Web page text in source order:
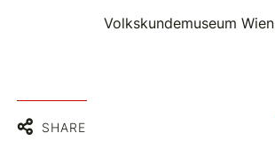
Volkskundemuseum Wien
SHARE